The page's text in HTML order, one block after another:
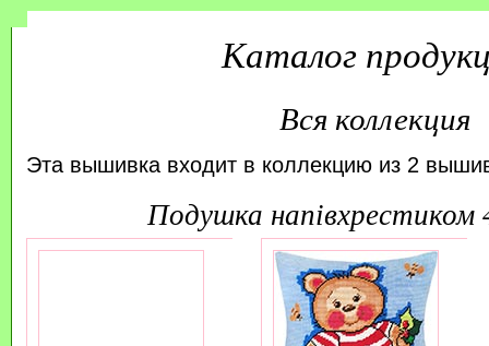
Каталог
Вся коллекция
Эта вышивка входит в коллекцию из 2
подушка